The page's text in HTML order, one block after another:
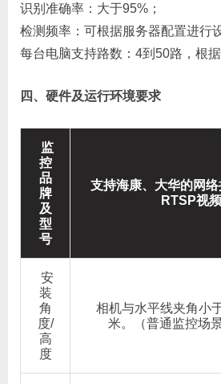
识别准确率：大于95%；
检测频率：可根据服务器配置进行
每台电脑支持路数：4到50路，根
四、硬件及运行环境要求
监
控
品
牌
及
型
号
支持海康、大华的网
RTSP视频
安
装
角
度/
高
度
相机与水平线夹角小
米。（普通监控场